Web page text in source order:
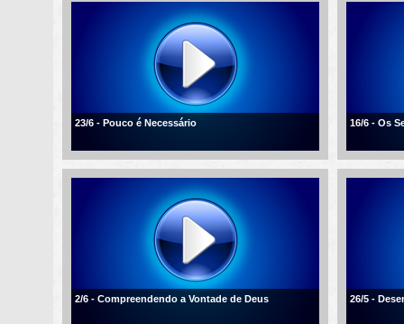
23/6 - Pouco é Necessário 16/6 - Os
2/6 - Compreendendo a Vontade de Deus 26/5 -